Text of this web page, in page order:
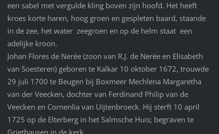
een sabel met vergulde kling boven zijn hoofd. Het heeft
kroes korte haren, hoog groen en gespleten baard, staande
in de zee, het water zeegroen en op de helm staat een
adelijke kroon.
Johan Flores de Nerée (zoon van R.J. de Nerée en Elisabeth
van Soesteren) geboren te Kalkar 10 oktober 1672, trouwde
29 juli 1700 te Beugen bij Boxmeer Mechlena Margaretha
van der Veecken, dochter van Ferdinand Philip van de
Veecken en Cornenlia van Uijtenbroeck. Hij sterft 10 april
1725 op de Elterberg in het Salmsche Huis; begraven te